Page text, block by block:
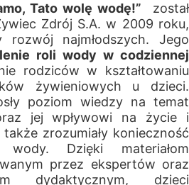
Tato wolę wodę!” został
Zdrój S.A. w 2009 roku,
najmłodszych. Jego
roli wody w codziennej
rodziców w kształtowaniu
żywieniowych u dzieci.
poziom wiedzy na temat
jej wpływowi na życie i
zrozumiały konieczność
wody. Dzięki materiałom
przez ekspertów oraz
dydaktycznym, dzieci